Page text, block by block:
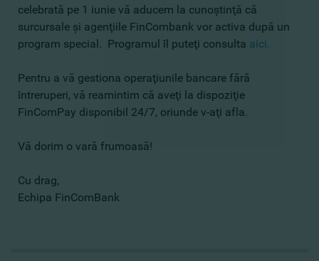
celebrată pe 1 iunie vă aducem la cunoştinţă că
surcursale şi agenţiile FinCombank vor activa după un
program special. Programul îl puteţi consulta aici.
Pentru a vă gestiona operaţiunile bancare fără
întreruperi, vă reamintim că aveţi la dispoziţie
FinComPay disponibil 24/7, oriunde v-aţi afla.
Vă dorim o vară frumoasă!
Cu drag,
Echipa FinComBank